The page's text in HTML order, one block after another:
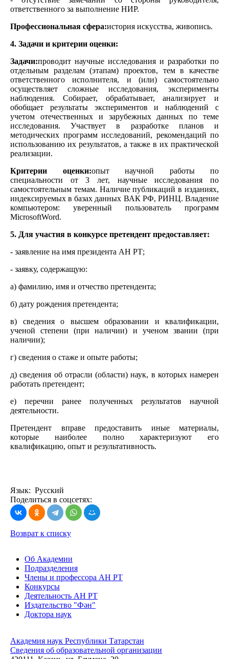
ответственного за выполнение НИР.
Профессиональная сфера:история искусства, живопись.
4. Задачи и критерии оценки:
Задачи:проводит научные исследования и разработки по
отдельным разделам (этапам) проектов, тем в качестве
ответственного исполнителя, и (или) самостоятельно
осуществляет сложные исследования, эксперименты
наблюдения. Собирает, обрабатывает, анализирует и
обобщает результаты экспериментов и наблюдений с
учетом отечественных и зарубежных данных по теме
исследования. Участвует в разработке планов и
методических программ исследований, рекомендаций по
использованию их результатов, а также в их практической
реализации.
Критерии оценки:опыт научной работы по
специальности от 3 лет, научные исследования по
самостоятельным темам. Наличие публикаций в изданиях,
индексируемых в базах данных ВАК РФ, РИНЦ. Владение
компьютером: уверенный пользователь программ
MicrosoftWord.
5. Для участия в конкурсе претендент предоставляет:
- заявление на имя президента АН РТ;
- заявку, содержащую:
а) фамилию, имя и отчество претендента;
б) дату рождения претендента;
в) сведения о высшем образовании и квалификации,
ученой степени (при наличии) и ученом звании (при
наличии);
г) сведения о стаже и опыте работы;
д) сведения об отрасли (области) наук, в которых намерен
работать претендент;
е) перечни ранее полученных результатов научной
деятельности.
Претендент вправе предоставить иные материалы,
которые наиболее полно характеризуют его
квалификацию, опыт и результативность.
Язык: Русский
Поделиться в соцсетях:
Возврат к списку
Об Академии
Подразделения
Члены и профессора АН РТ
Конкурсы
Деятельность АН РТ
Издательство "Фән"
Доктора наук
Академия наук Республики Татарстан
Сведения об образовательной организации